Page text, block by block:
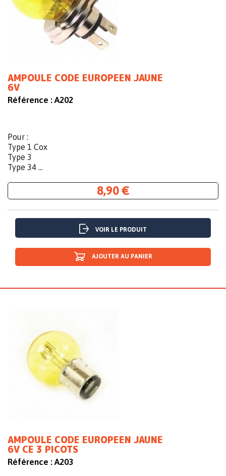
AMPOULE CODE EUROPEEN JAUNE
6V
Référence : A202
Pour :
Type 1 Cox
Type 3
Type 34 ...
8,90 €
VOIR LE PRODUIT
AJOUTER AU PANIER
AMPOULE CODE EUROPEEN JAUNE
6V CE 3 PICOTS
Référence : A203